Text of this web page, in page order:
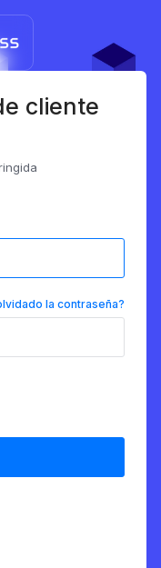
cliente
la contraseña?